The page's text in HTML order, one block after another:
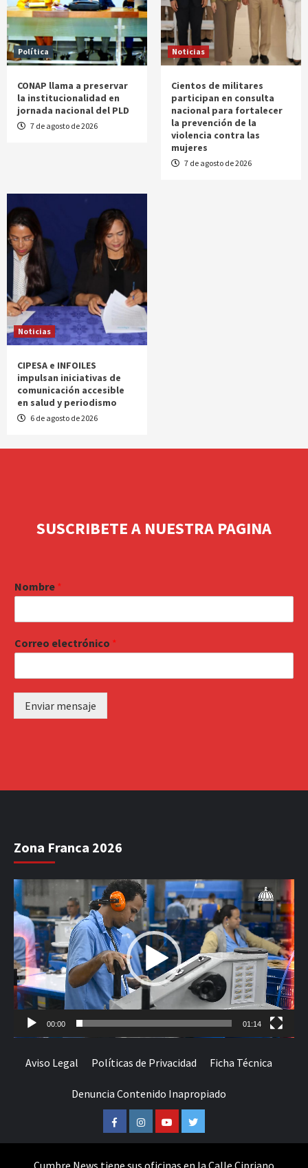
Política
CONAP llama a preservar
la institucionalidad en
jornada nacional del PLD
7 de agosto de 2026
Noticias
Cientos de militares
participan en consulta
nacional para fortalecer
la prevención de la
violencia contra las
mujeres
7 de agosto de 2026
Noticias
CIPESA e INFOILES
impulsan iniciativas de
comunicación accesible
en salud y periodismo
6 de agosto de 2026
SUSCRIBETE A NUESTRA PAGINA
Nombre *
Correo electrónico *
Enviar mensaje
Zona Franca 2026
Reproductor
de
vídeo
00:00 01:14
Aviso Legal Políticas de Privacidad Ficha Técnica
Denuncia Contenido Inapropiado
FacebookInstagramYoutubeTwitter